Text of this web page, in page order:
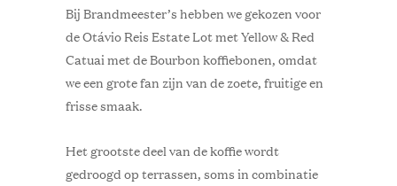
Bij Brandmeester’s hebben we gekozen voor
de Otávio Reis Estate Lot metYellow & Red
Catuai met de Bourbon koffiebonen, omdat
we een grote fan zijn van de zoete, fruitige en
frisse smaak.
Het grootste deel van de koffie wordt
gedroogd op terrassen, soms in combinatie